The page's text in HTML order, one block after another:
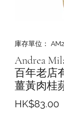
庫存單位：
Andrea
百年老店
薑黃肉桂
HK$83.00價